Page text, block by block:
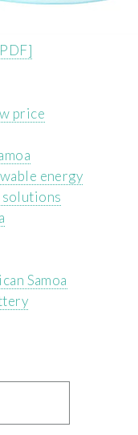
price
energy
solutions
Samoa